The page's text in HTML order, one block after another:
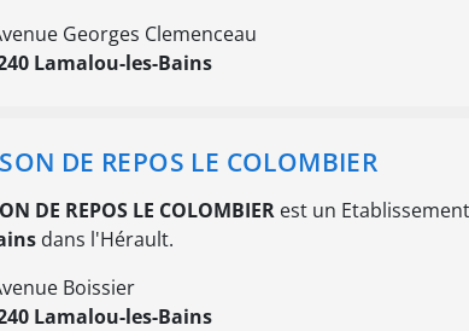
Georges Clemenceau
Lamalou-les-Bains
DE REPOS LE COLOMBIER
DE REPOS LE COLOMBIER est un
dans l'Hérault.
Boissier
Lamalou-les-Bains